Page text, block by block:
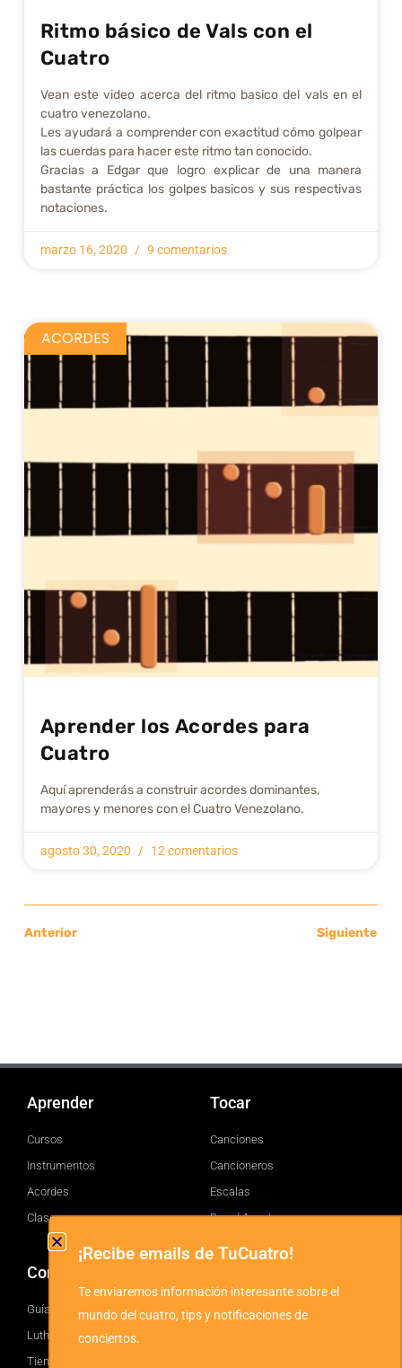
Ritmo básico de Vals con el
Cuatro
Vean este video acerca del ritmo basico del vals en el
cuatro venezolano.
Les ayudará a comprender con exactitud cómo golpear
las cuerdas para hacer este ritmo tan conocido.
Gracias a Edgar que logro explicar de una manera
bastante práctica los golpes basicos y sus respectivas
notaciones.
marzo 16, 2020 9 comentarios
ACORDES
Aprender los Acordes para
Cuatro
Aquí aprenderás a construir acordes dominantes,
mayores y menores con el Cuatro Venezolano.
agosto 30, 2020 12 comentarios
Anterior Siguiente
Aprender
Cursos
Instrumentos
Acordes
Clases
Tocar
Canciones
Cancioneros
Escalas
Brand Assets
Comprar
Guía
Luthiers
Tienda
Facebook
¡Recibe emails de TuCuatro!
Te enviaremos información interesante sobre el
mundo del cuatro, tips y notificaciones de
conciertos.